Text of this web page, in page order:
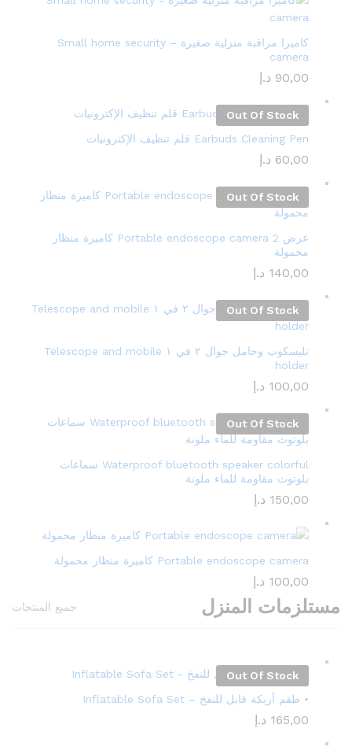
كاميرا مراقبة منزلية صغيرة – Small home security
camera
90,00 د.إ
Out Of Stock
Earbuds Cleaning Pen قلم تنظيف الإكترونيات
60,00 د.إ
Out Of Stock
عرض 2 Portable endoscope camera كاميرة منظار
محمولة
140,00 د.إ
Out Of Stock
تليسكوب وحامل جوال ٢ في ١ Telescope and mobile
holder
100,00 د.إ
Out Of Stock
Waterproof bluetooth speaker colorful سماعات
بلوتوث مقاومة للماء ملونة
150,00 د.إ
Portable endoscope camera كاميرة منظار محمولة
100,00 د.إ
مستلزمات المنزل جميع المنتجات
Out Of Stock
• طقم أريكة قابل للنفخ – Inflatable Sofa Set
165,00 د.إ